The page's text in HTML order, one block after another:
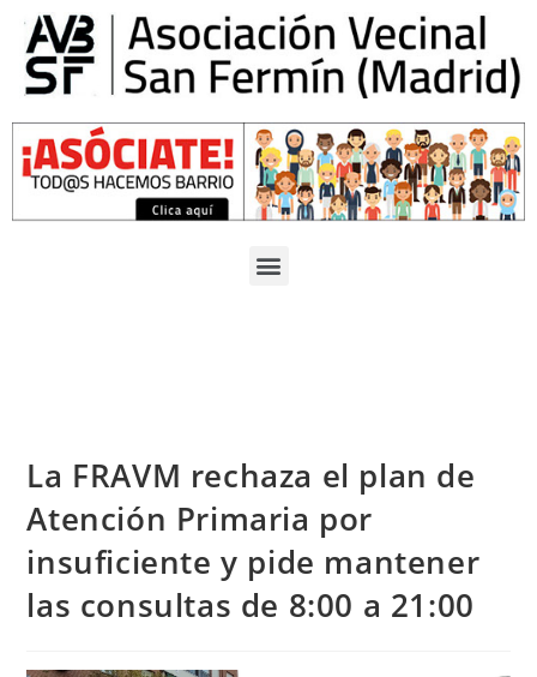
La FRAVM rechaza el plan de
Atención Primaria por
insuficiente y pide mantener
las consultas de 8:00 a 21:00